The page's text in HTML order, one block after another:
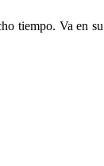
tiempo. Va en